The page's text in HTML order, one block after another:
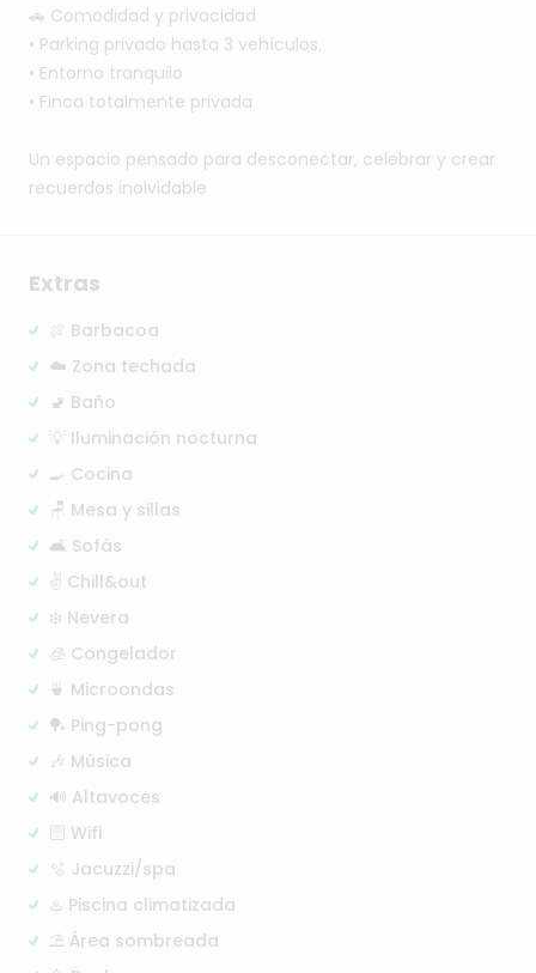
🚗 Comodidad y privacidad
•⁠ Parking privado hasta 3 vehículos.
•⁠ ⁠Entorno tranquilo
•⁠ ⁠Finca totalmente privada
Un espacio pensado para desconectar, celebrar y crear
recuerdos inolvidable
Extras
🍖 Barbacoa
☁️ Zona techada
🚽 Baño
💡 Iluminación nocturna
🍳 Cocina
🪑 Mesa y sillas
🛋️ Sofás
✌️ Chill&out
❄️ Nevera
🧊 Congelador
🍵 Microondas
🏓 Ping-pong
🎶 Música
🔊 Altavoces
🛜 Wifi
🫧 Jacuzzi/spa
♨️ Piscina climatizada
⛱️ Área sombreada